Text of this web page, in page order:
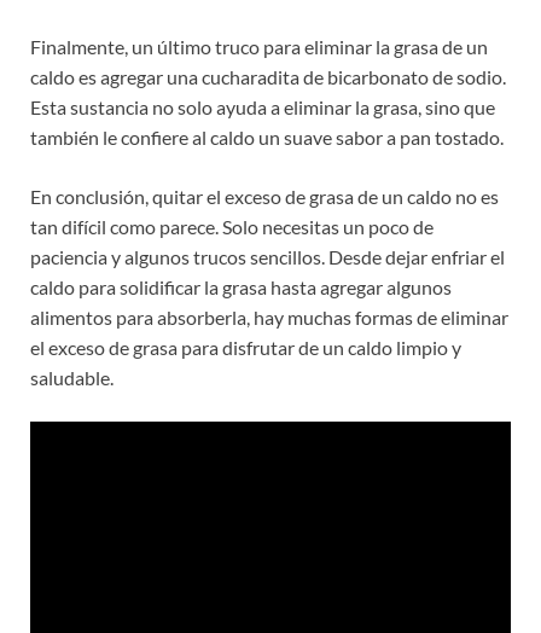
Finalmente, un último truco para eliminar la grasa de un
caldo es agregar una cucharadita de bicarbonato de sodio.
Esta sustancia no solo ayuda a eliminar la grasa, sino que
también le confiere al caldo un suave sabor a pan tostado.
En conclusión, quitar el exceso de grasa de un caldo no es
tan difícil como parece. Solo necesitas un poco de
paciencia y algunos trucos sencillos. Desde dejar enfriar el
caldo para solidificar la grasa hasta agregar algunos
alimentos para absorberla, hay muchas formas de eliminar
el exceso de grasa para disfrutar de un caldo limpio y
saludable.